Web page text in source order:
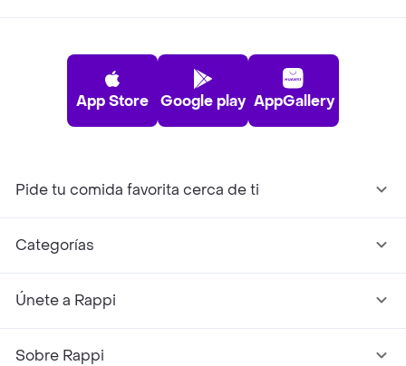
App Store Google play AppGallery
Pide tu comida favorita cerca de ti
Categorías
Únete a Rappi
Sobre Rappi